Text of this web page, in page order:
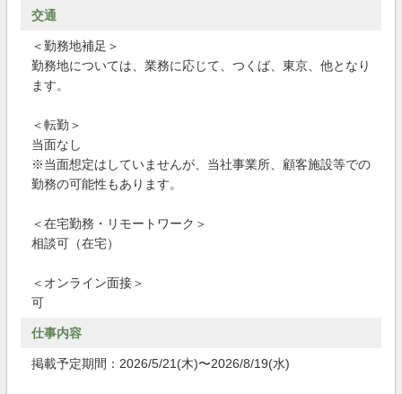
交通
＜勤務地補足＞
勤務地については、業務に応じて、つくば、東京、他となり
ます。
＜転勤＞
当面なし
※当面想定はしていませんが、当社事業所、顧客施設等での
勤務の可能性もあります。
＜在宅勤務・リモートワーク＞
相談可（在宅）
＜オンライン面接＞
可
仕事内容
掲載予定期間：2026/5/21(木)〜2026/8/19(水)